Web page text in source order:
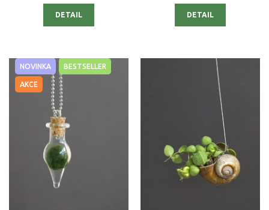
DETAIL DETAIL
NOVINKA BESTSELLER
AKCE